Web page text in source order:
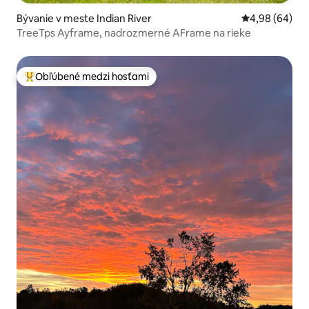
Bývanie v meste Indian River Priemerné
4,98 (64)
TreeTps Ayframe, nadrozmerné AFrame na rieke
Najobľúbenejšie medzi hosťami
Obľúbené medzi hosťami